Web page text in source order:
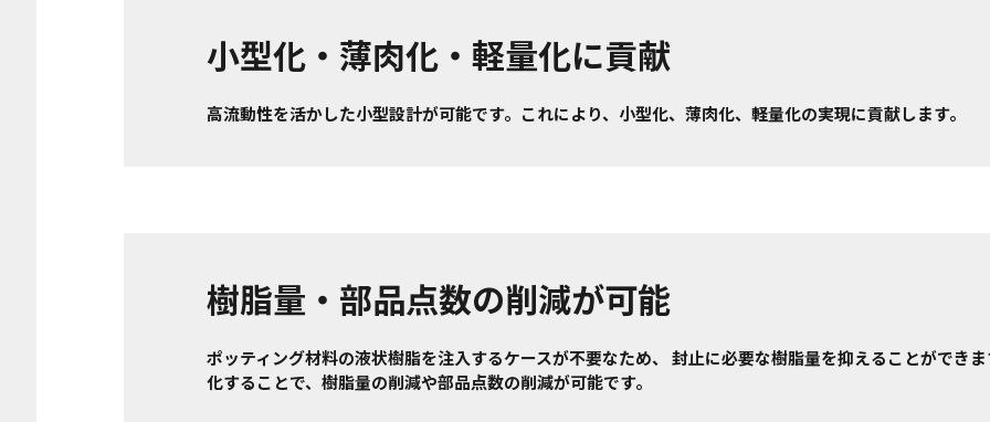
小型化・薄肉化・軽量化に貢献
高流動性を活かした小型設計が可能です。これにより、小型化、薄肉化、軽量化の実現に貢献します。
樹脂量・部品点数の削減が可能
ポッティング材料の液状樹脂を注入するケースが不要なため、 封止に必要な樹脂量を抑えることができ
化することで、樹脂量の削減や部品点数の削減が可能です。